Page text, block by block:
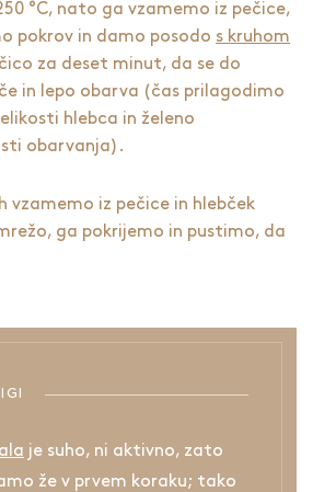
°C, nato ga vzamemo iz pečice,
pokrov in damo posodo s kruhom
za deset minut, da se do
in lepo obarva (čas prilagodimo
hlebca in želeno
obarvanja).
vzamemo iz pečice in hlebček
ga pokrijemo in pustimo, da
je suho, ni aktivno, zato
že v prvem koraku; tako